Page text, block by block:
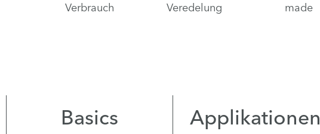
Verbrauch
Veredelung
made
Basics Applikationen